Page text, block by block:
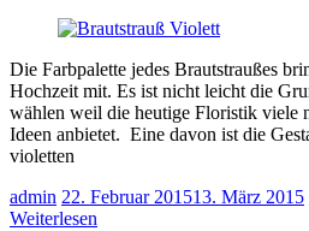
Die Farbpalette jedes Brautstraußes
Hochzeit mit. Es ist nicht leicht die
wählen weil die heutige Floristik viele
Ideen anbietet. Eine davon ist die
violetten
admin 22. Februar 201513. März 2015
Weiterlesen